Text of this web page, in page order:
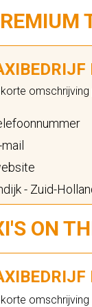
korte
- Zuid-
ON
korte